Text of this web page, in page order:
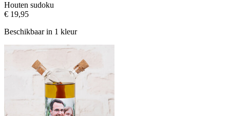
Houten sudoku
€ 19,95
Beschikbaar in 1 kleur